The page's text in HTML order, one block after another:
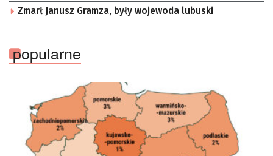
Zmarł Janusz Gramza, były wojewoda lubuski
popularne